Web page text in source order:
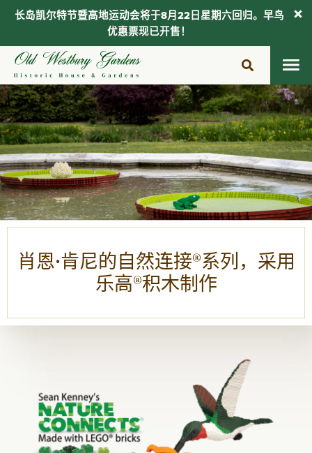
内
容
肖恩·肯尼的自然连接®系列，采用
乐高®积木制作
长岛凯尔特节暨高地运动会将于8月22日星期六回归。早鸟
优惠票现已开售！